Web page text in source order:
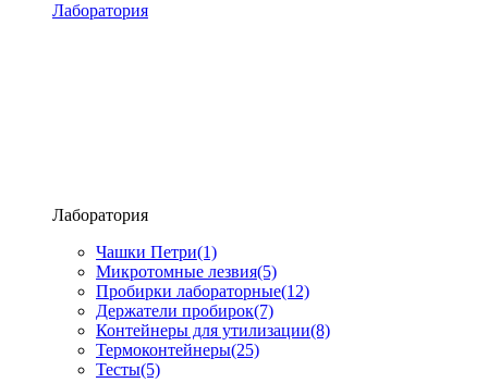
Лаборатория
Лаборатория
Чашки Петри(1)
Микротомные лезвия(5)
Пробирки лабораторные(12)
Держатели пробирок(7)
Контейнеры для утилизации(8)
Термоконтейнеры(25)
Тесты(5)